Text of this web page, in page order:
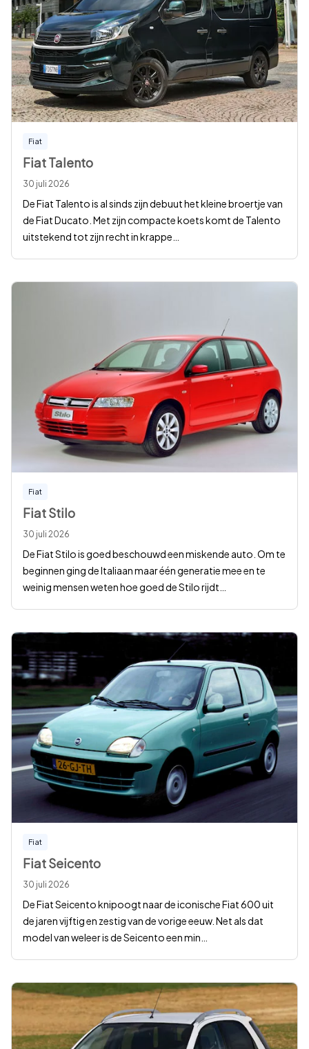
Fiat
Fiat Talento
30 juli 2026
De Fiat Talento is al sinds zijn debuut het kleine broertje van
de Fiat Ducato. Met zijn compacte koets komt de Talento
uitstekend tot zijn recht in krappe
Fiat
Fiat Stilo
30 juli 2026
De Fiat Stilo is goed beschouwd een miskende auto. Om te
beginnen ging de Italiaan maar één generatie mee en te
weinig mensen weten hoe goed de Stilo rijdt
Fiat
Fiat Seicento
30 juli 2026
De Fiat Seicento knipoogt naar de iconische Fiat 600 uit
de jaren vijftig en zestig van de vorige eeuw. Net als dat
model van weleer is de Seicento een min